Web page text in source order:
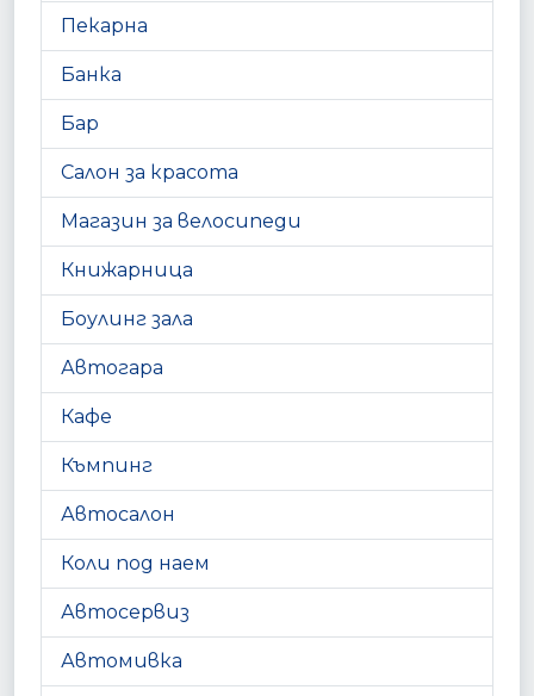
Пекарна
Банка
Бар
Салон за красота
Магазин за велосипеди
Книжарница
Боулинг зала
Автогара
Кафе
Къмпинг
Автосалон
Коли под наем
Автосервиз
Автомивка